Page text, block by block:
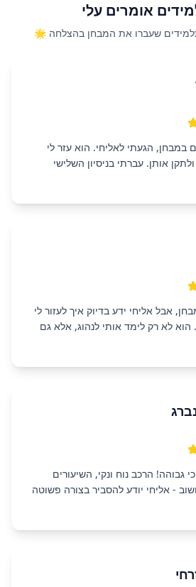
אומרים עלי
שעברו את המבחן בהצלחה 🌟
במבחן, הגעתי לאליחי. הוא עזר לי
אותן. עברתי בניסיון השלישי
אבל אליחי ידע בדיוק איך לעזור לי
לא רק לימד אותי לנהוג, אלא גם
גבוהה! הרכב נוח ונקי, השיעורים
- אליחי יודע להסביר בצורה פשוטה